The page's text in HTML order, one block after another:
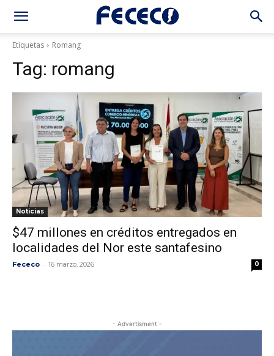
Etiquetas Romang
Tag: romang
Noticias
$47 millones en créditos entregados en
localidades del Nor este santafesino
Fececo - 16 marzo, 2026 0
- Advertisment -